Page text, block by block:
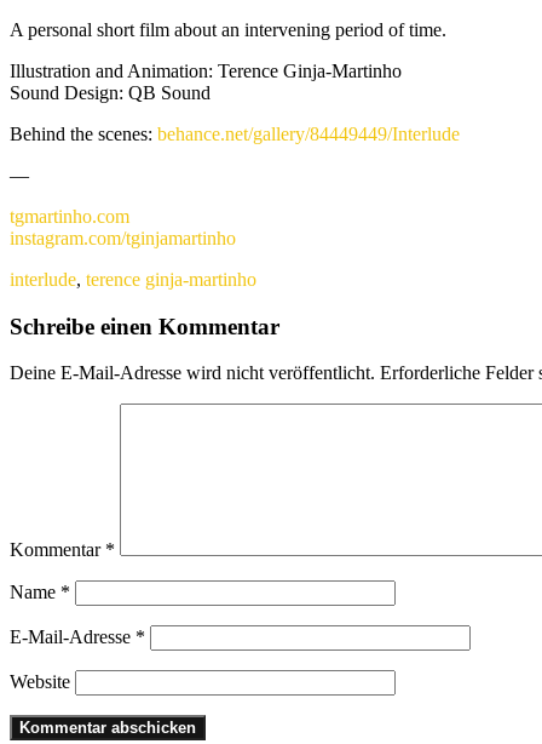
A personal short film about an intervening period of time.
Illustration and Animation: Terence Ginja-Martinho
Sound Design: QB Sound
Behind the scenes: behance.net/gallery/84449449/Interlude
—
tgmartinho.com
instagram.com/tginjamartinho
interlude, terence ginja-martinho
Schreibe einen Kommentar
Deine E-Mail-Adresse wird nicht veröffentlicht. Erforderliche Felder
Kommentar *
Name *
E-Mail-Adresse *
Website